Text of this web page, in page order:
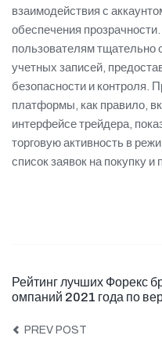
взаимодействия с
обеспечения
пользователям тщательно
учетных записей,
безопасности и контроля.
платформы, как правило,
интерфейсе трейдера,
торговую активность в
список заявок на покупку и
Рейтинг лучших Форекс
омпаний 2021 года по
PREV POST